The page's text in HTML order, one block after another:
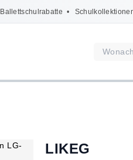
Ballettschulrabatte •
LIKEG